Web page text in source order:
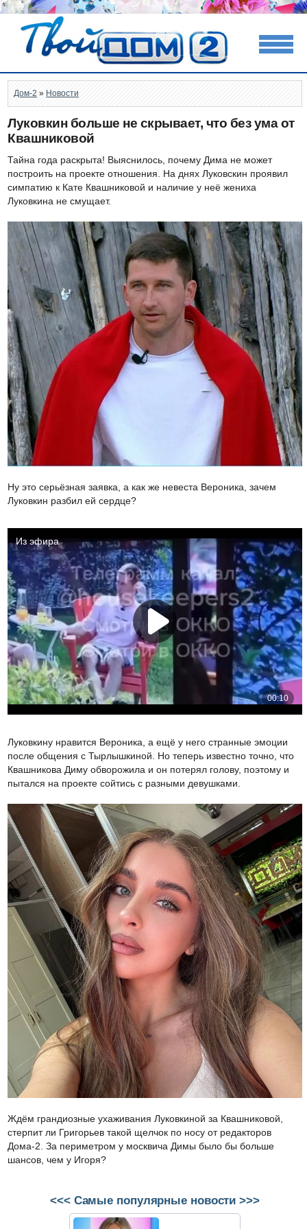
Дом-2 » Новости
Луковкин больше не скрывает, что без ума от
Квашниковой
Тайна года раскрыта! Выяснилось, почему Дима не может
построить на проекте отношения. На днях Луковскин проявил
симпатию к Кате Квашниковой и наличие у неё жениха
Луковкина не смущает.
Ну это серьёзная заявка, а как же невеста Вероника, зачем
Луковкин разбил ей сердце?
Луковкину нравится Вероника, а ещё у него странные эмоции
после общения с Тырлышкиной. Но теперь известно точно, что
Квашникова Диму обворожила и он потерял голову, поэтому и
пытался на проекте сойтись с разными девушками.
Ждём грандиозные ухаживания Луковкиной за Квашниковой,
стерпит ли Григорьев такой щелчок по носу от редакторов
Дома-2. За периметром у москвича Димы было бы больше
шансов, чем у Игоря?
<<< Самые популярные новости >>>